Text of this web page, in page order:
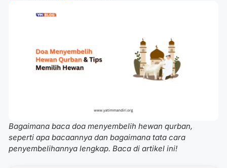
Bagaimana baca doa menyembelih hewan qurban,
seperti apa bacaannya dan bagaimana tata cara
penyembelihannya lengkap. Baca di artikel ini!